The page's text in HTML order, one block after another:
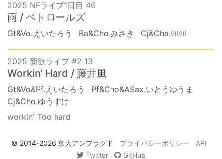
2025 NFライブ1日目 46
雨 / ペトロールズ
Gt&Vo.えいたろう Ba&Cho.みさき Cj&Cho.ｹﾛｹﾛ
2025 新歓ライブ #2 13
Workin' Hard / 藤井風
Gt&Vo&Pf.えいたろう
Pf&Cho&ASax.いとうゆうま
Cj&Cho.ゆうすけ
workin' Too hard
© 2014-2026 京大アンプラグド プライバシーポリシー
API
Twitter
GitHub